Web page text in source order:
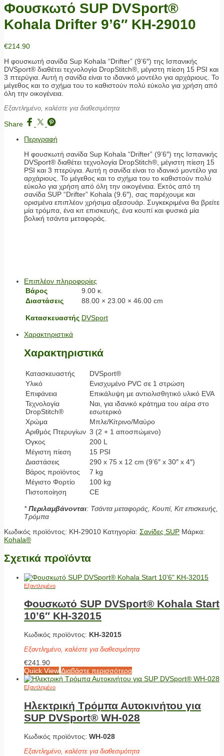
Φουσκωτό SUP DVSport®
Kohala Drifter 9’6″ KH-29010
€214.90
Η φουσκωτή σανίδα Sup Kohala “Drifter” (9’6″) της Ισπανικής
DVSport® διαθέτει τεχνολογία DropStitch®, μέγιστη πίεση 15 PSI και
3 πτερύγια. Αυτή η σανίδα είναι το ιδανικό μοντέλο για αρχάριους. Το
μέγεθος και το σχήμα του το καθιστούν πολύ εύκολο για χρήση από
όλη την οικογένεια.
Εξαντλημένο, καλέστε για διαθεσιμότητα
Share
Περιγραφή
Η φουσκωτή σανίδα Sup Kohala “Drifter” (9’6″) της Ισπανικής
DVSport® διαθέτει τεχνολογία DropStitch®, μέγιστη πίεση 15
PSI και 3 πτερύγια. Αυτή η σανίδα είναι το ιδανικό μοντέλο για
αρχάριους. Το μέγεθος και το σχήμα του το καθιστούν πολύ
εύκολο για χρήση από όλη την οικογένεια. Εκτός από τη
σανίδα SUP “Drifter” Kohala (9.6″), σας παρέχουμε και
ορισμένα επιπλέον χρήσιμα αξεσουάρ. Συγκεκριμένα θα βρείτε
μία τρόμπα, ένα κιτ επισκευής, ένα κουπί και φυσικά μία
βολική τσάντα μεταφοράς.
Επιπλέον πληροφορίες
Βάρος
9.00 κ.
Διαστάσεις
88.00 × 23.00 × 46.00 cm
Κατασκευαστής DVSport
Χαρακτηριστικά
Χαρακτηριστικά
Κατασκευαστής
DVSport®
Υλικό
Ενισχυμένο PVC σε 1 στρώση
Επιφάνεια
Επικάλυψη με αντιολισθητικό υλικό EVA
Τεχνολογία
DropStitch®
Ναι, για ιδανικό κράτημα του αέρα στο
εσωτερικό
Χρώμα
Μπλε/Κίτρινο/Μαύρο
Αριθμός Πτερυγίων 3 (2 + 1 αποσπώμενο)
Όγκος
200 L
Μέγιστη πίεση
15 PSI
Διαστάσεις
290 x 75 x 12 cm (9’6″ x 30″ x 4″)
Βάρος προϊόντος
7 kg
Μέγιστο Φορτίο
100 kg
Πιστοποίηση
CE
*Περιλαμβάνονται: Τσάντα μεταφοράς, Κουπί, Κιτ επισκευής,
Τρόμπα
Κωδικός προϊόντος: KH-29010 Κατηγορία: Σανίδες SUP Μάρκα:
Kohala®
Σχετικά προϊόντα
Εξαντλημένο
Φουσκωτό SUP DVSport® Kohala Start
10’6″ KH-32015
Κωδικός προϊόντος: KH-32015
Εξαντλημένο, καλέστε για διαθεσιμότητα
€241.90
Quick View Διαβάστε περισσότερα
Εξαντλημένο
Ηλεκτρική Τρόμπα Αυτοκινήτου για
SUP DVSport® WH-028
Κωδικός προϊόντος: WH-028
Εξαντλημένο, καλέστε για διαθεσιμότητα